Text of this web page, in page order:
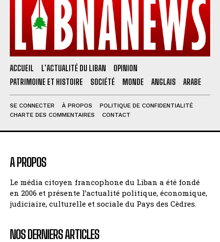
ACCUEIL L’ACTUALITÉ DU LIBAN
OPINION
PATRIMOINE ET HISTOIRE
SOCIÉTÉ MONDE ANGLAIS ARABE
SE CONNECTER À PROPOS
POLITIQUE DE CONFIDENTIALITÉ
CHARTE DES COMMENTAIRES
CONTACT
A PROPOS
Le média citoyen francophone du Liban a été fondé
en 2006 et présente l’actualité politique, économique,
judiciaire, culturelle et sociale du Pays des Cèdres.
NOS DERNIERS ARTICLES